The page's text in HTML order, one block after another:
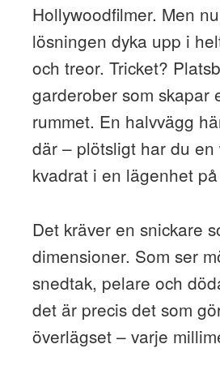
Hollywoodfilmer. Men
lösningen dyka upp i
och treor. Tricket?
garderober som skapar
rummet. En halvvägg
där – plötsligt har du en
kvadrat i en lägenhet
Det kräver en snickare
dimensioner. Som ser
snedtak, pelare och
det är precis det som
överlägset – varje